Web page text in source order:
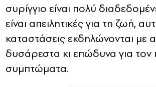
συρίγγιο είναι πολύ
είναι απειλητικές για τη ζωή,
καταστάσεις εκδηλώνονται με
δυσάρεστα κι επώδυνα για τον
συμπτώματα.